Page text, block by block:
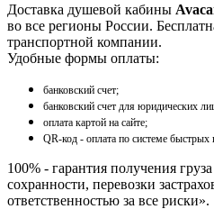
Доставка душевой кабины
во все регионы России.
транспортной компании.
Удобные формы оплаты:
банковский счет;
банковский счет для юридических
оплата картой на сайте;
QR-код - оплата по системе
100% - гарантия получения
сохранности, перевозки
ответственностью за все риски».